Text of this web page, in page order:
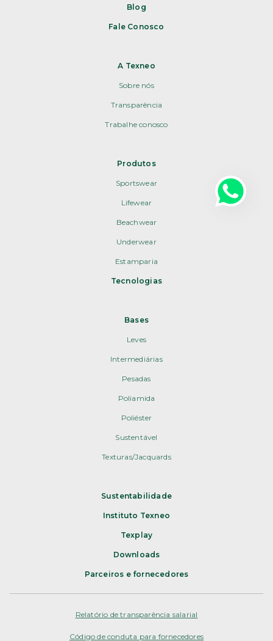
Blog
Fale Conosco
A Texneo
Sobre nós
Transparência
Trabalhe conosco
Produtos
Sportswear
Lifewear
Beachwear
Underwear
Estamparia
Tecnologias
Bases
Leves
Intermediárias
Pesadas
Poliamida
Poliéster
Sustentável
Texturas/Jacquards
Sustentabilidade
Instituto Texneo
Texplay
Downloads
Parceiros e fornecedores
Relatório de transparência salarial
Código de conduta para fornecedores